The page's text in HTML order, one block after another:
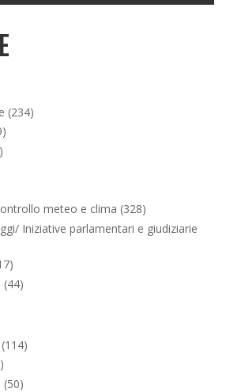
(234)
meteo e clima (328)
Iniziative parlamentari e giudiziarie
(44)
(114)
(50)